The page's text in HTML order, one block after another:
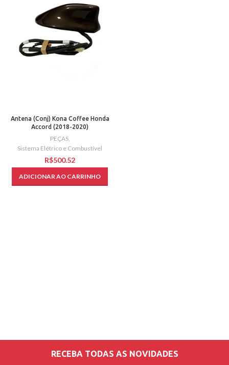
Antena (Conj) Kona Coffee Honda
Accord (2018-2020)
PEÇAS,
Sistema Elétrico e Combustível
R$
ADICIONAR AO CARRINHO
RECEBA TODAS AS NOVIDADES